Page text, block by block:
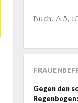
Buch, A 5,
Gegen den